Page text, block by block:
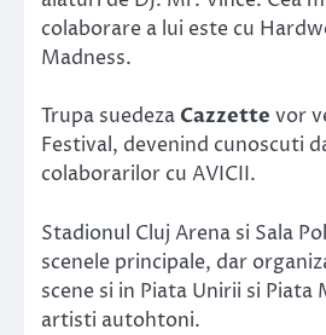
colaborare a lui este cu
Madness.
Trupa suedeza Cazzette vor
Festival, devenind cunoscuti
colaborarilor cu AVICII.
Stadionul Cluj Arena si Sala
scenele principale, dar
scene si in Piata Unirii si
artisti autohtoni.